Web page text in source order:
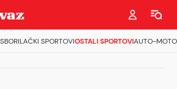
BORILAČKI SPORTOVIOSTALI SPORTOVIAUTO-MOTO